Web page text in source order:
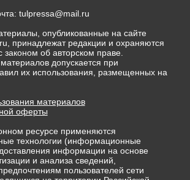
tulpressa@mail.ru
опубликованные на сайте
принадлежат редакции и охраняются
законом об авторском праве.
допускается при
их использования, размещенных на
материалов
оферты
ресурсе применяются
технологии (информационные
информации на основе
и анализа сведений,
пользователей сети